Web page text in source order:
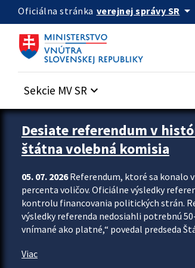
Preskocit na hlavný obsah
Oficiálna stránka verejnej správy SR arrow_drop_down
Sekcie MV SR keyboard_arrow_down
Zastavit automatický posun upútavok
Desiate referendum v
štátna volebná komisia
05. 07. 2026Referendum, ktoré sa konalo
percenta voličov. Oficiálne výsledky
kontrolu financovania politických strán.
výsledky referenda nedosiahli potrebnú
vnímané ako platné,“ povedal predseda
Viac